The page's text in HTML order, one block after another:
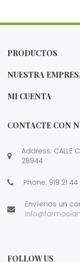
PRODUCTOS
NUESTRA
MI CUENTA
CONTACTE CON
Address: CALLE
28944
Phone: 919 21
Envíenos un
FOLLOW US